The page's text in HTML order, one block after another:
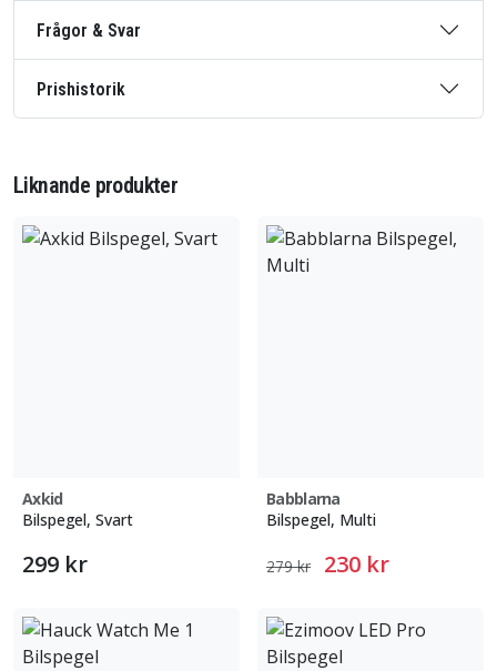
Frågor & Svar
Prishistorik
Liknande produkter
Axkid
Bilspegel, Svart
299 kr
Babblarna
Bilspegel, Multi
279 kr 230 kr